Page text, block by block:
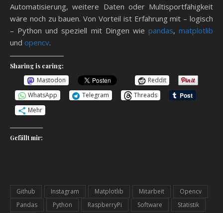
Automatisierung, weitere Daten oder Multisportfähigkeit
wäre noch zu bauen. Von Vorteil ist Erfahrung mit – logisch
– Python und speziell mit Dingen wie pandas, matplotlib
und opencv.
Sharing is caring:
Mastodon
Reddit
WhatsApp
Telegram
Threads
Mehr
Gefällt mir:
Github Instagram Matplotlib Mitarbeit
Opencv
Pandas
Python RaspberryPi Software
Statistik